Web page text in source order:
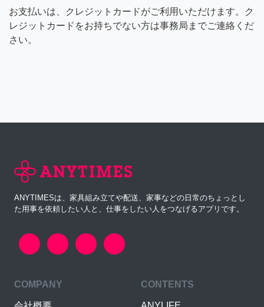
お支払いは、クレジットカードがご利用いただけます。ク
レジットカードをお持ちでない方は事務局までご連絡くだ
さい。
ANYTIMESは、家具組み立てや配送、家事などの日常のちょっとし
た用事を依頼したい人と、仕事をしたい人をつなげるアプリです。
COMPANY CONTENTS